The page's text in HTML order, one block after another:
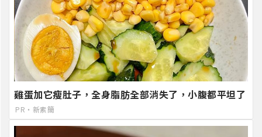
雞蛋加它瘦肚子，全身脂肪全部消失了，小腹都平坦了
PR・新素簡